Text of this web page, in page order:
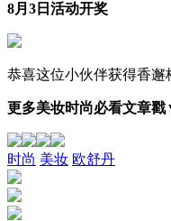
8月3日活动开奖
恭喜这位小伙伴获得香
更多美妆时尚必看文章
时尚 美妆 欧舒丹